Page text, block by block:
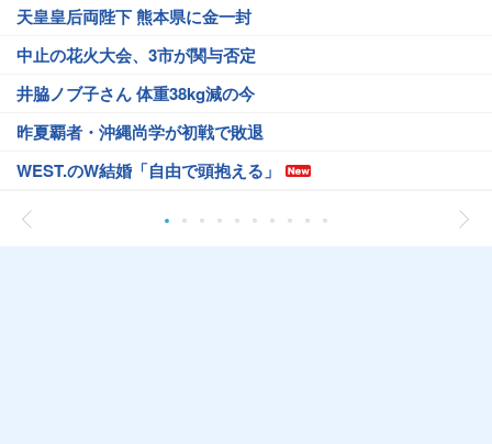
天皇皇后両陛下 熊本県に金一封
中止の花火大会、3市が関与否定
井脇ノブ子さん 体重38kg減の今
昨夏覇者・沖縄尚学が初戦で敗退
WEST.のW結婚「自由で頭抱える」